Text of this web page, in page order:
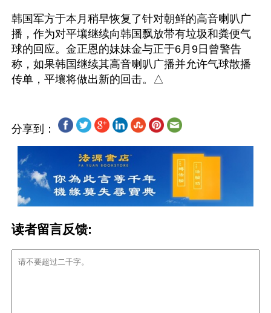
韩国军方于本月稍早恢复了针对朝鲜的高音喇叭广
播，作为对平壤继续向韩国飘放带有垃圾和粪便气
球的回应。金正恩的妹妹金与正于6月9日曾警告
称，如果韩国继续其高音喇叭广播并允许气球散播
分享到：
读者留言反馈: